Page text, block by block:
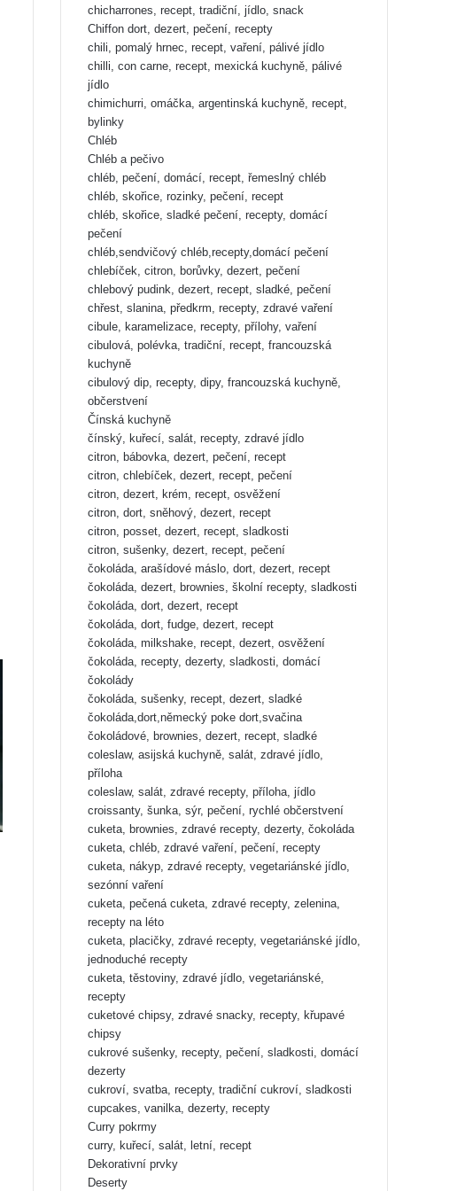
chicharrones, recept, tradiční, jídlo, snack
Chiffon dort, dezert, pečení, recepty
chili, pomalý hrnec, recept, vaření, pálivé jídlo
chilli, con carne, recept, mexická kuchyně, pálivé
jídlo
chimichurri, omáčka, argentinská kuchyně, recept,
bylinky
Chléb
Chléb a pečivo
chléb, pečení, domácí, recept, řemeslný chléb
chléb, skořice, rozinky, pečení, recept
chléb, skořice, sladké pečení, recepty, domácí
pečení
chléb,sendvičový chléb,recepty,domácí pečení
chlebíček, citron, borůvky, dezert, pečení
chlebový pudink, dezert, recept, sladké, pečení
chřest, slanina, předkrm, recepty, zdravé vaření
cibule, karamelizace, recepty, přílohy, vaření
cibulová, polévka, tradiční, recept, francouzská
kuchyně
cibulový dip, recepty, dipy, francouzská kuchyně,
občerstvení
Čínská kuchyně
čínský, kuřecí, salát, recepty, zdravé jídlo
citron, bábovka, dezert, pečení, recept
citron, chlebíček, dezert, recept, pečení
citron, dezert, krém, recept, osvěžení
citron, dort, sněhový, dezert, recept
citron, posset, dezert, recept, sladkosti
citron, sušenky, dezert, recept, pečení
čokoláda, arašídové máslo, dort, dezert, recept
čokoláda, dezert, brownies, školní recepty, sladkosti
čokoláda, dort, dezert, recept
čokoláda, dort, fudge, dezert, recept
čokoláda, milkshake, recept, dezert, osvěžení
čokoláda, recepty, dezerty, sladkosti, domácí
čokolády
čokoláda, sušenky, recept, dezert, sladké
čokoláda,dort,německý poke dort,svačina
čokoládové, brownies, dezert, recept, sladké
coleslaw, asijská kuchyně, salát, zdravé jídlo,
příloha
coleslaw, salát, zdravé recepty, příloha, jídlo
croissanty, šunka, sýr, pečení, rychlé občerstvení
cuketa, brownies, zdravé recepty, dezerty, čokoláda
cuketa, chléb, zdravé vaření, pečení, recepty
cuketa, nákyp, zdravé recepty, vegetariánské jídlo,
sezónní vaření
cuketa, pečená cuketa, zdravé recepty, zelenina,
recepty na léto
cuketa, placičky, zdravé recepty, vegetariánské jídlo,
jednoduché recepty
cuketa, těstoviny, zdravé jídlo, vegetariánské,
recepty
cuketové chipsy, zdravé snacky, recepty, křupavé
chipsy
cukrové sušenky, recepty, pečení, sladkosti, domácí
dezerty
cukroví, svatba, recepty, tradiční cukroví, sladkosti
cupcakes, vanilka, dezerty, recepty
Curry pokrmy
curry, kuřecí, salát, letní, recept
Dekorativní prvky
Deserty